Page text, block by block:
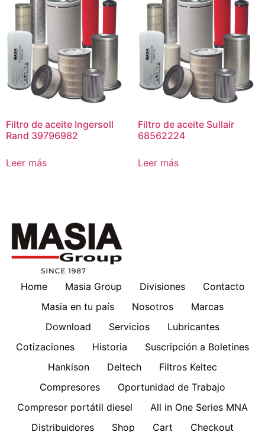
Filtro de aceite Ingersoll
Rand 39796982
Leer más
Filtro de aceite Sullair
68562224
Leer más
Home Masia Group Divisiones
Contacto
Masia en tu país
Nosotros
Marcas
Download
Servicios
Lubricantes
Cotizaciones
Historia
Suscripción a Boletines
Hankison
Deltech
Filtros Keltec
Compresores
Oportunidad de Trabajo
Compresor portátil diesel
All in One Series MNA
Distribuidores
Shop Cart Checkout